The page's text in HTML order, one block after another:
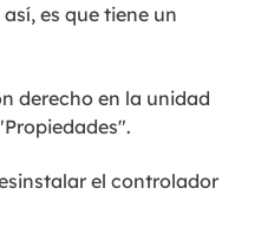
es que tiene un
derecho en la unidad
el controlador